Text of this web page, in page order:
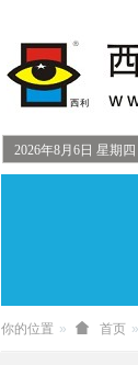
2026年8月 6 日 星期四
你的位置 首页